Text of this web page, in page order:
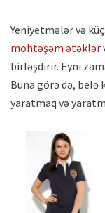
Yeniyetmələr və
möhtəşəm ətəklər
birləşdirir. Eyni
Buna görə də,
yaratmaq və